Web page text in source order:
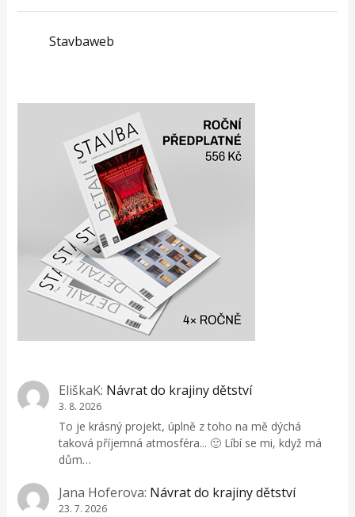
Stavbaweb
EliškaK: Návrat do krajiny dětství
3. 8. 2026
To je krásný projekt, úplně z toho na mě dýchá
taková příjemná atmosféra... 🙂 Líbí se mi, když má
dům…
Jana Hoferova: Návrat do krajiny dětství
23. 7. 2026